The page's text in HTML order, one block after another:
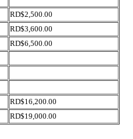
RD$2,500.00
RD$3,600.00
RD$6,500.00
RD$16,200.00
RD$19,000.00